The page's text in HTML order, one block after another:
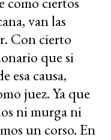
van las
Con cierto
que si
esa causa,
juez. Ya que
ni murga ni
un corso. En